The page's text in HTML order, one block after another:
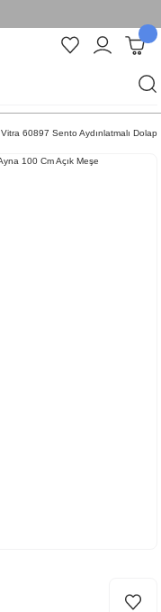
Vitra 60897 Sento Aydınlatmalı